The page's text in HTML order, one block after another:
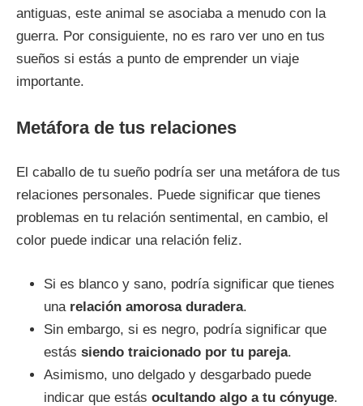
antiguas, este animal se asociaba a menudo con la
guerra. Por consiguiente, no es raro ver uno en tus
sueños si estás a punto de emprender un viaje
importante.
Metáfora de tus relaciones
El caballo de tu sueño podría ser una metáfora de tus
relaciones personales. Puede significar que tienes
problemas en tu relación sentimental, en cambio, el
color puede indicar una relación feliz.
Si es blanco y sano, podría significar que tienes
una relación amorosa duradera.
Sin embargo, si es negro, podría significar que
estás siendo traicionado por tu pareja.
Asimismo, uno delgado y desgarbado puede
indicar que estás ocultando algo a tu cónyuge.